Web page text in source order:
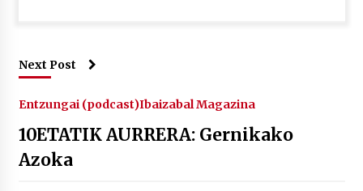
Next Post
Entzungai (podcast)Ibaizabal Magazina
10ETATIK AURRERA: Gernikako
Azoka